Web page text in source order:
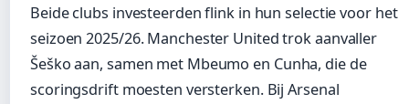
Beide clubs investeerden flink in hun selectie voor het
seizoen 2025/26. Manchester United trok aanvaller
Šeško aan, samen met Mbeumo en Cunha, die de
scoringsdrift moesten versterken. Bij Arsenal